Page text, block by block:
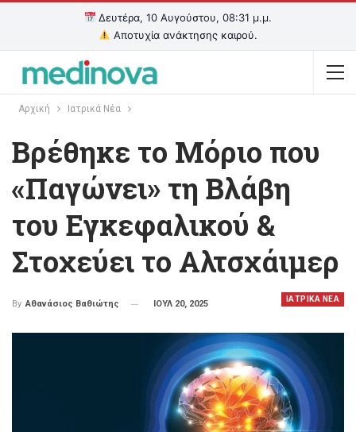
Δευτέρα, 10 Αυγούστου, 08:31 μ.μ.
Αποτυχία ανάκτησης καιρού.
Αρχική Ιατρικά Νέα
Βρέθηκε το Μόριο που
«Παγώνει» τη Βλάβη
του Εγκεφαλικού &
Στοχεύει το Αλτσχάιμερ
ΙΑΤΡΙΚΑ ΝΕΑ
By Αθανάσιος Βαθιώτης ΙΟΥΛ 20, 2025